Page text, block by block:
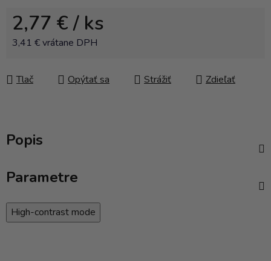
2,77 €/ ks
3,41 € vrátane DPH
Tlač
Opýtať sa Strážiť Zdieľať
Popis
Parametre
High-contrast mode